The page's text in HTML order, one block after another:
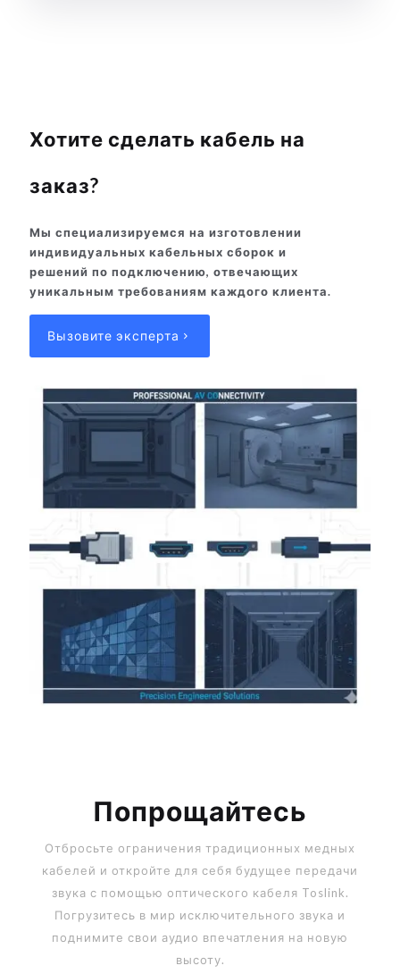
Хотите сделать кабель на
заказ?
Мы специализируемся на изготовлении
индивидуальных кабельных сборок и
решений по подключению, отвечающих
уникальным требованиям каждого клиента.
Вызовите эксперта
Попрощайтесь
Отбросьте ограничения традиционных медных
кабелей и откройте для себя будущее передачи
звука с помощью оптического кабеля Toslink.
Погрузитесь в мир исключительного звука и
поднимите свои аудио впечатления на новую
высоту.